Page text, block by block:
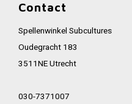
Contact
Spellenwinkel Subcultures
Oudegracht 183
3511NE Utrecht
030-7371007